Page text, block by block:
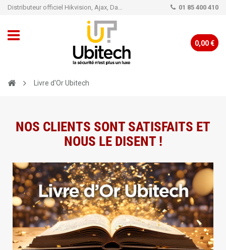
Distributeur officiel Hikvision, Ajax, Dahua, TP-Link - Caméra de vidéo surveillance - Alarme 01 85 400 410
0,00 €
Livre d'Or Ubitech
NOS CLIENTS SONT SATISFAITS ET
NOUS LE DISENT !